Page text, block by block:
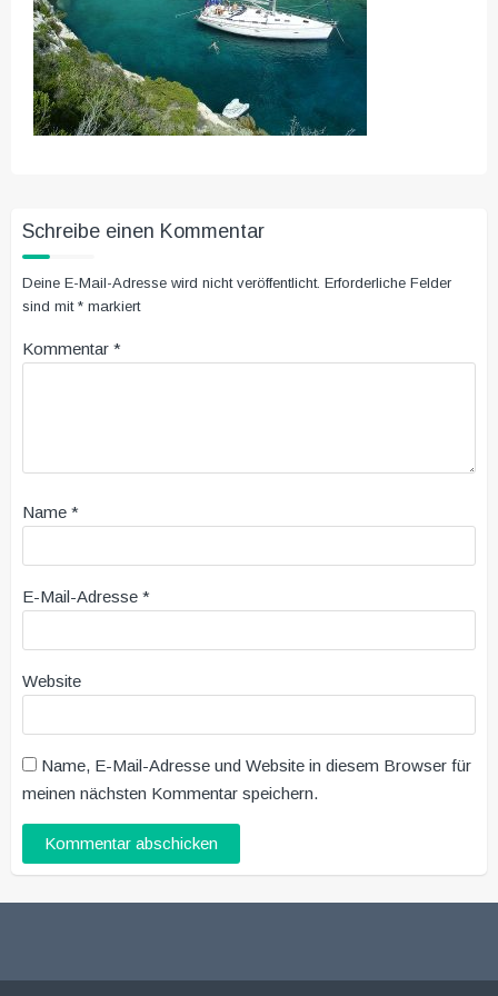
Schreibe einen Kommentar
Deine E-Mail-Adresse wird nicht veröffentlicht. Erforderliche Felder
sind mit * markiert
Kommentar *
Name *
E-Mail-Adresse *
Website
Name, E-Mail-Adresse und Website in diesem Browser für
meinen nächsten Kommentar speichern.